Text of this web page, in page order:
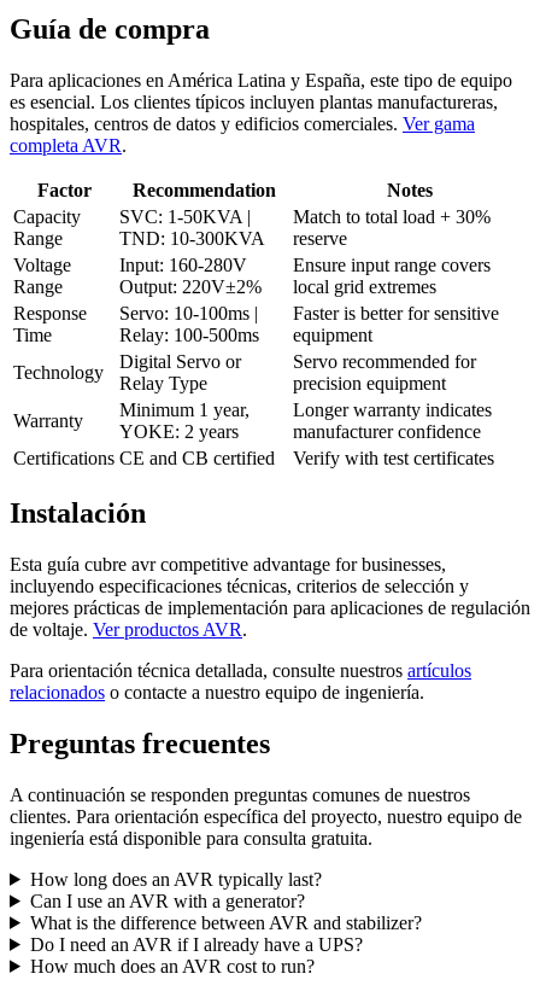
Guía de compra
Para aplicaciones en América Latina y España, este tipo de equipo
es esencial. Los clientes típicos incluyen plantas manufactureras,
hospitales, centros de datos y edificios comerciales. Ver gama
completa AVR.
Factor Recommendation
Notes
Capacity
Range
SVC: 1-50KVA |
TND: 10-300KVA
Match to total load + 30%
reserve
Voltage
Range
Input: 160-280V
Output: 220V±2%
Ensure input range covers
local grid extremes
Response
Time
Servo: 10-100ms |
Relay: 100-500ms
Faster is better for sensitive
equipment
Technology
Digital Servo or
Relay Type
Servo recommended for
precision equipment
Warranty
Minimum 1 year,
YOKE: 2 years
Longer warranty indicates
manufacturer confidence
Certifications CE and CB certified Verify with test certificates
Instalación
Esta guía cubre avr competitive advantage for businesses,
incluyendo especificaciones técnicas, criterios de selección y
mejores prácticas de implementación para aplicaciones de regulación
de voltaje. Ver productos AVR.
Para orientación técnica detallada, consulte nuestros artículos
relacionados o contacte a nuestro equipo de ingeniería.
Preguntas frecuentes
A continuación se responden preguntas comunes de nuestros
clientes. Para orientación específica del proyecto, nuestro equipo de
ingeniería está disponible para consulta gratuita.
How long does an AVR typically last?
Can I use an AVR with a generator?
What is the difference between AVR and stabilizer?
Do I need an AVR if I already have a UPS?
How much does an AVR cost to run?